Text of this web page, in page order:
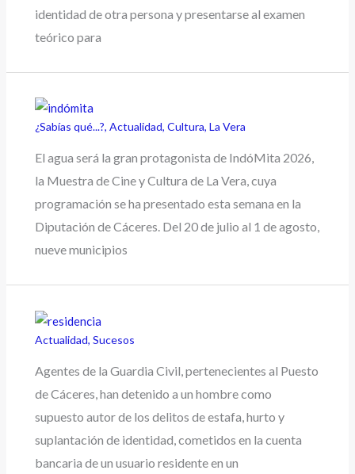
identidad de otra persona y presentarse al examen
teórico para
¿Sabías qué...?,Actualidad,Cultura,La Vera
El agua será la gran protagonista de IndóMita 2026,
la Muestra de Cine y Cultura de La Vera, cuya
programación se ha presentado esta semana en la
Diputación de Cáceres. Del 20 de julio al 1 de agosto,
nueve municipios
Actualidad,Sucesos
Agentes de la Guardia Civil, pertenecientes al Puesto
de Cáceres, han detenido a un hombre como
supuesto autor de los delitos de estafa, hurto y
suplantación de identidad, cometidos en la cuenta
bancaria de un usuario residente en un